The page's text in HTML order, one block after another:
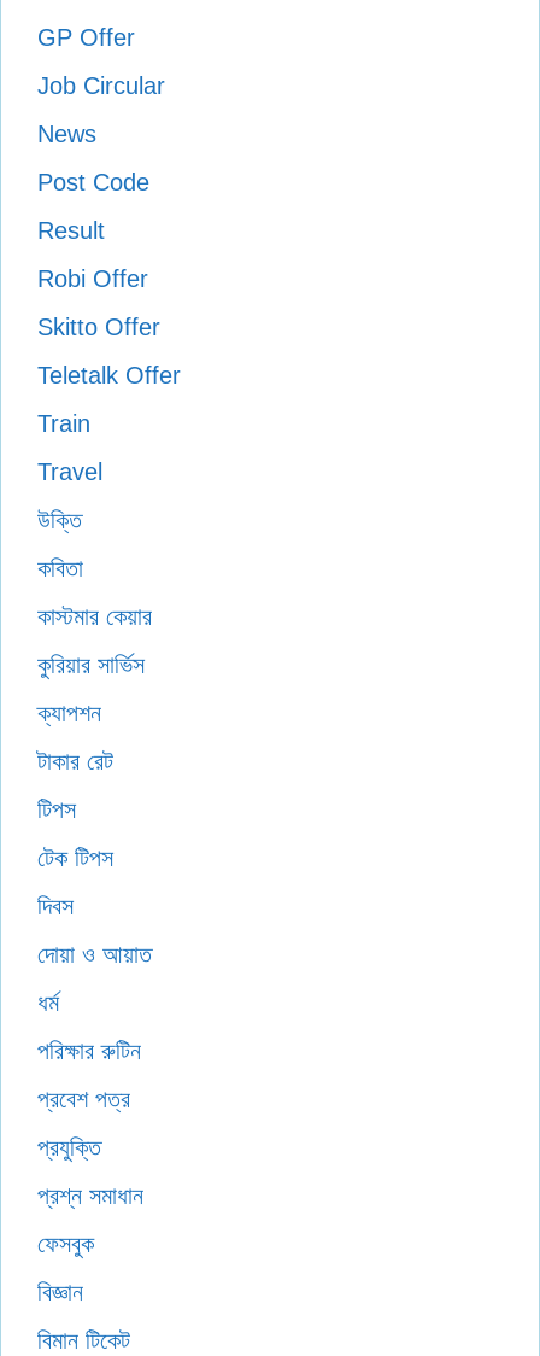
GP Offer
Job Circular
News
Post Code
Result
Robi Offer
Skitto Offer
Teletalk Offer
Train
Travel
উক্তি
কবিতা
কাস্টমার কেয়ার
কুরিয়ার সার্ভিস
ক্যাপশন
টাকার রেট
টিপস
টেক টিপস
দিবস
দোয়া ও আয়াত
ধর্ম
পরিক্ষার রুটিন
প্রবেশ পত্র
প্রযুক্তি
প্রশ্ন সমাধান
ফেসবুক
বিজ্ঞান
বিমান টিকেট